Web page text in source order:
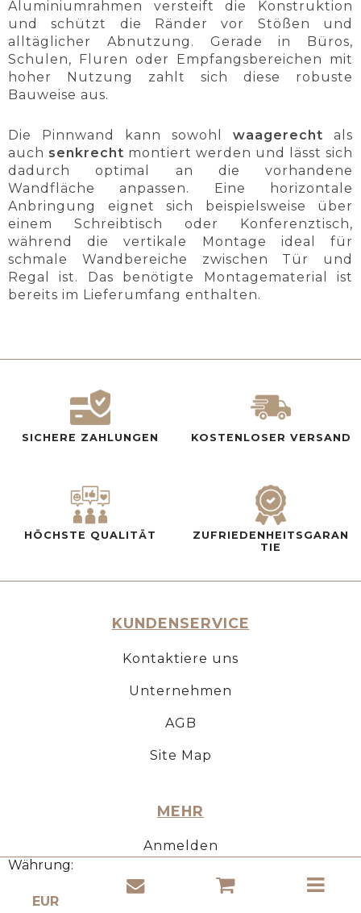
Währung:
Aluminiumrahmen versteift die Konstruktion
und schützt die Ränder vor Stößen und
alltäglicher Abnutzung. Gerade in Büros,
Schulen, Fluren oder Empfangsbereichen mit
hoher Nutzung zahlt sich diese robuste
Bauweise aus.
Die Pinnwand kann sowohl waagerecht als
auch senkrecht montiert werden und lässt sich
dadurch optimal an die vorhandene
Wandfläche anpassen. Eine horizontale
Anbringung eignet sich beispielsweise über
einem Schreibtisch oder Konferenztisch,
während die vertikale Montage ideal für
schmale Wandbereiche zwischen Tür und
Regal ist. Das benötigte Montagematerial ist
bereits im Lieferumfang enthalten.
SICHERE ZAHLUNGEN KOSTENLOSER VERSAND
HÖCHSTE QUALITÄT
ZUFRIEDENHEITSGARAN
TIE
KUNDENSERVICE
Kontaktiere uns
Unternehmen
AGB
Site Map
MEHR
Anmelden
Neukunde